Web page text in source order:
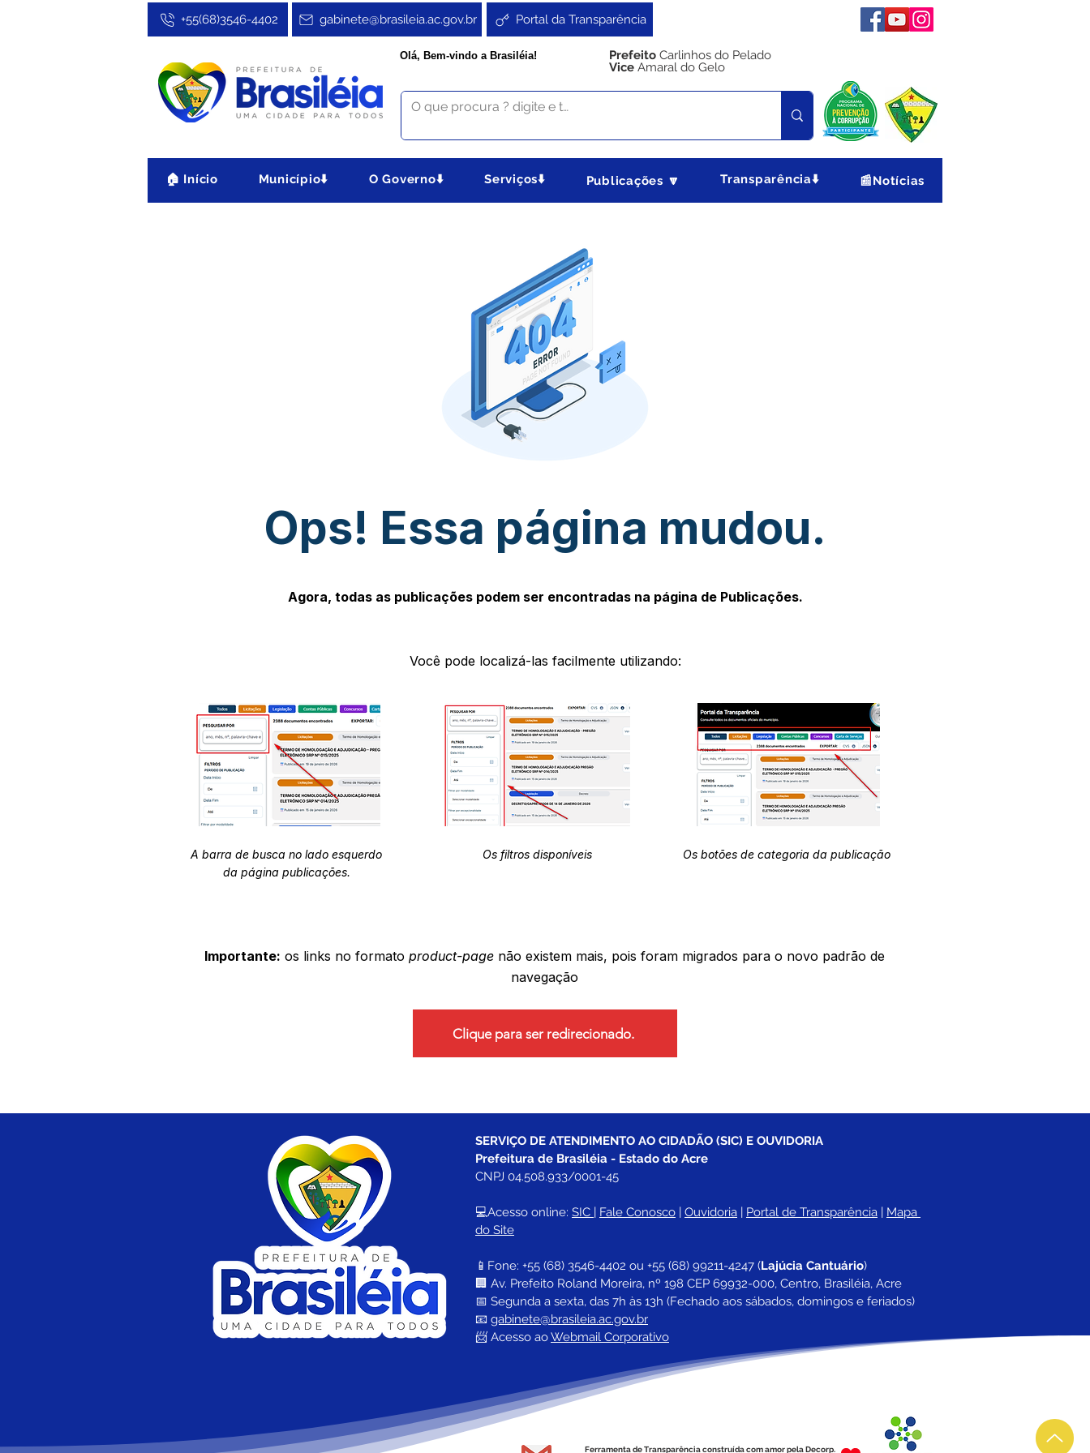
Portal da Transparência
gabinete@brasileia.ac.gov.br
+55(68)3546-4402
Olá, Bem-vindo a Brasiléia! Prefeito Carlinhos do Pelado
Vice Amaral do Gelo
🏠 Início Município⬇️ O Governo⬇️ Serviços⬇️ Publicações 🔽 Transparência⬇️ 📰Notícias
Ops! Essa página mudou.
Agora, todas as publicações podem ser encontradas na página de Publicações.
Você pode localizá-las facilmente utilizando:
A barra de busca no lado esquerdo
da página publicações.
Os filtros disponíveis Os botões de categoria da publicação
Importante: os links no formato product-page não existem mais, pois foram migrados para o novo padrão de
navegação
Clique para ser redirecionado.
SERVIÇO DE ATENDIMENTO AO CIDADÃO (SIC) E OUVIDORIA
Prefeitura de Brasiléia - Estado do Acre
CNPJ 04.508.933/0001-45
💻Acesso online: SIC | Fale Conosco | Ouvidoria | Portal de Transparência | Mapa
do Site
📱Fone: +55 (68) 3546-4402 ou +55 (68) 99211-4247 (Lajúcia Cantuário)
🏢 Av. Prefeito Roland Moreira, nº 198 CEP 69932-000, Centro, Brasiléia, Acre
📅 Segunda a sexta, das 7h às 13h (Fechado aos sábados, domingos e feriados)
📧 gabinete@brasileia.ac.gov.br
📨 Acesso ao Webmail Corporativo
Ferramenta de Transparência construída com amor pela Decorp.